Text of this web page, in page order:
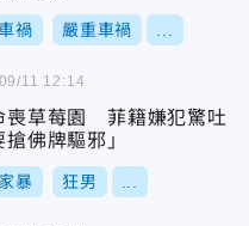
禍 嚴重車禍
喪草莓園 菲籍嫌犯驚吐
搶佛牌驅邪」
家暴 狂男
11 12:14